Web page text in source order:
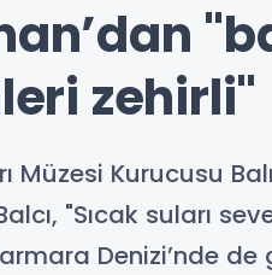
zehirli"
Müzesi Kurucusu
"Sıcak suları
Denizi’nde